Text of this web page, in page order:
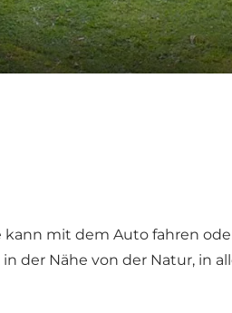
mit dem Auto fahren
der Nähe von der Natur, in